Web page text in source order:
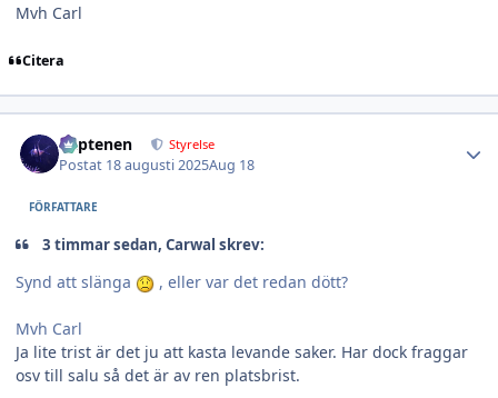
Mvh Carl
Citera
kaptenen Styrelse
Postat 18 augusti 2025Aug 18
FÖRFATTARE
3 timmar sedan, Carwal skrev:
Synd att slänga , eller var det redan dött?
Mvh Carl
Ja lite trist är det ju att kasta levande saker. Har dock fraggar
osv till salu så det är av ren platsbrist.